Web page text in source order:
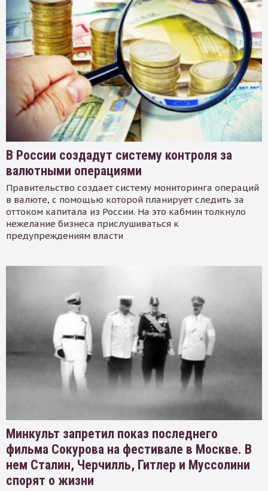
В России создадут систему контроля за
валютными операциями
Правительство создает систему мониторинга операций
в валюте, с помощью которой планирует следить за
оттоком капитала из России. На это кабмин толкнуло
нежелание бизнеса прислушиваться к
предупреждениям власти
Минкульт запретил показ последнего
фильма Сокурова на фестивале в Москве. В
нем Сталин, Черчилль, Гитлер и Муссолини
спорят о жизни